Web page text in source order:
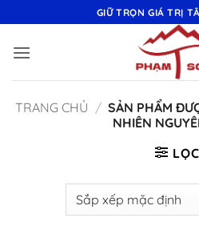
qua
nội
GIỮ TRỌN GIÁ TRỊ
TRANG CHỦ / SẢN PHẨM
NHIÊN
LỌC